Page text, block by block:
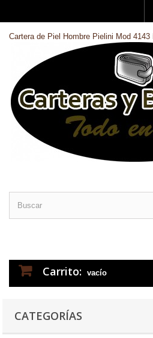
Cartera de Piel Hombre Pielini Mod 4143
Carrito: vacío
CATEGORÍAS